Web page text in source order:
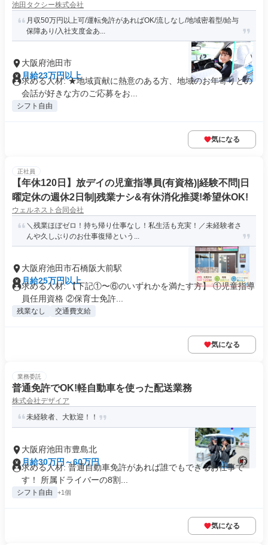
池田タクシー株式会社
月収50万円以上可/運転免許があればOK/流しなし/地域密着型/給与
保障あり/入社支度金あ...
大阪府池田市
月給23万円以上
求める人材: ★地域貢献に熱意のある方、地域のお年寄りとの
会話が好きな方のご応募をお...
シフト自由
気になる
正社員
【年休120日】放デイの児童指導員(有資格)|経験不問|日
曜定休の週休2日制|残業ナシ&有休消化推奨!希望休OK!
ウェルネスト合同会社
＼残業ほぼゼロ！持ち帰り仕事なし！私生活も充実！／未経験者さ
んや久しぶりのお仕事復帰という...
大阪府池田市石橋阪大前駅
月給25万円以上
求める人材: 【下記①〜⑥のいずれかを満たす⽅】 ①児童指導
員任⽤資格 ②保育⼠免許...
残業なし 交通費支給
気になる
業務委託
普通免許でOK!軽自動車を使った配送業務
株式会社デザイア
未経験者、大歓迎！！
大阪府池田市豊島北
月給30万円～60万円
求める人材: 普通自動車免許があれば誰でもできるお仕事で
す！ 所属ドライバーの8割...
シフト自由 +1個
気になる